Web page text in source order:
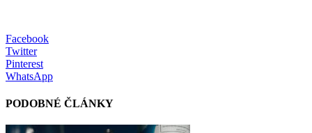
Facebook
Twitter
Pinterest
WhatsApp
PODOBNÉ ČLÁNKY